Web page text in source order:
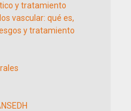
y tratamiento
vascular: qué es,
y tratamiento